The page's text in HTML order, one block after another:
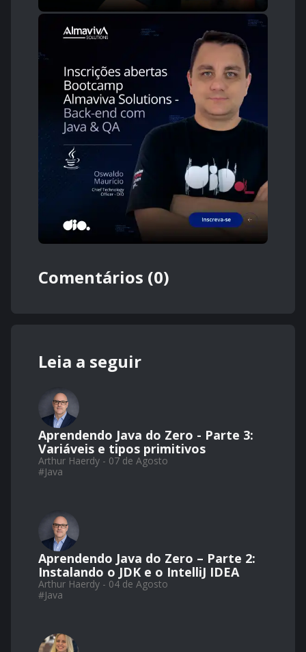
Comentários (0)
Leia a seguir
Aprendendo Java do Zero - Parte 3:
Variáveis e tipos primitivos
Arthur Haerdy - 07 de Agosto
#Java
Aprendendo Java do Zero – Parte 2:
Instalando o JDK e o IntelliJ IDEA
Arthur Haerdy - 04 de Agosto
#Java